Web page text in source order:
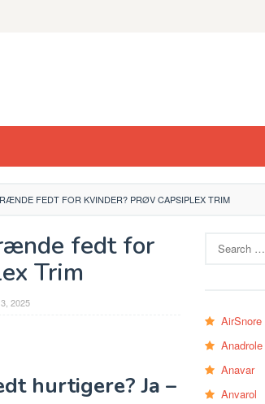
FEDT FOR KVINDER? PRØV CAPSIPLEX TRIM
fedt for
Trim
2025
hurtigere? Ja –
for:
AirSnore
Anadrole
Anavar
Anvarol